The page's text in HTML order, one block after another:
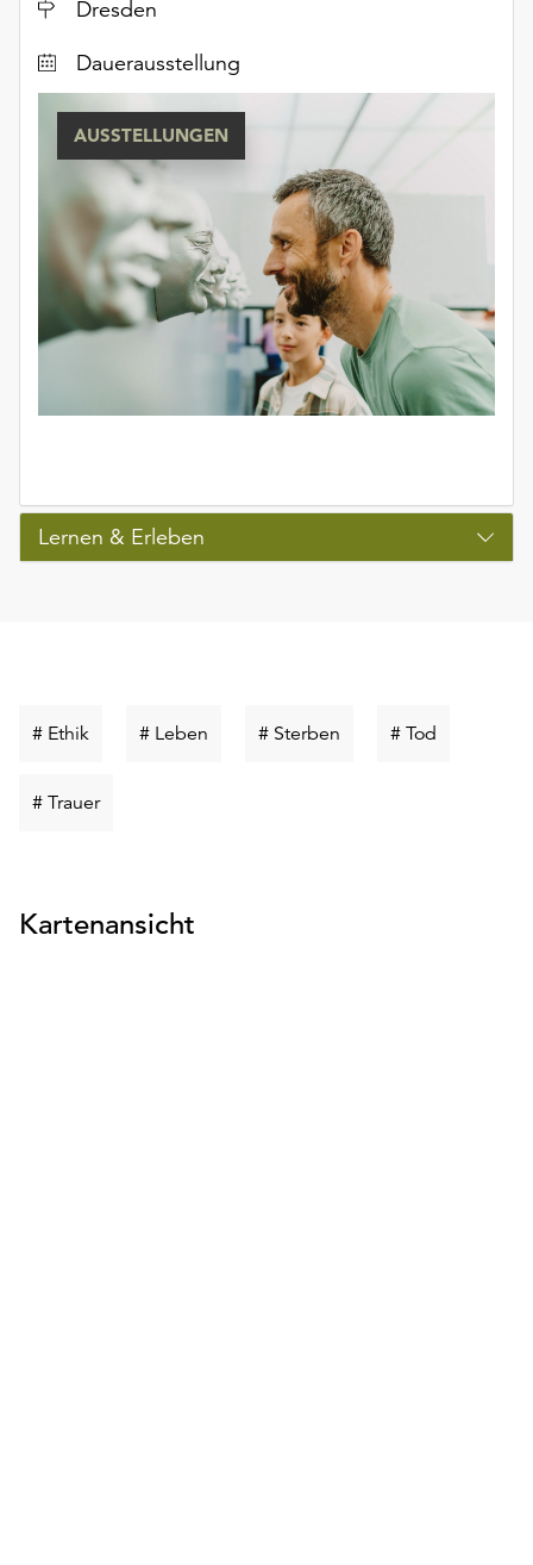
Ort
Dresden
Dauerausstellung
AUSSTELLUNGEN
Lernen & Erleben
# EthikSchlüsselwort
# Leben Schlüsselwort
# Sterben Schlüsselwort
# Tod
# TrauerSchlüsselwort
Kartenansicht